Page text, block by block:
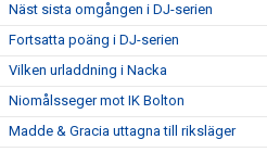
Näst sista omgången i DJ-serien
Fortsatta poäng i DJ-serien
Vilken urladdning i Nacka
Niomålsseger mot IK Bolton
Madde & Gracia uttagna till riksläger